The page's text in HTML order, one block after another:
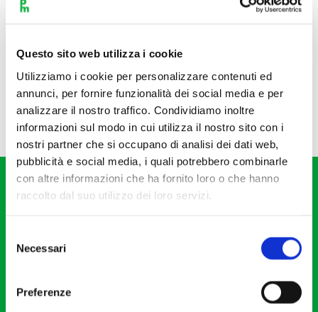
Questo sito web utilizza i cookie
Utilizziamo i cookie per personalizzare contenuti ed
annunci, per fornire funzionalità dei social media e per
analizzare il nostro traffico. Condividiamo inoltre
informazioni sul modo in cui utilizza il nostro sito con i
nostri partner che si occupano di analisi dei dati web,
pubblicità e social media, i quali potrebbero combinarle
con altre informazioni che ha fornito loro o che hanno
raccolto dal suo utilizzo dei loro servizi.
delNecessari
Preferenze
20121 Milano